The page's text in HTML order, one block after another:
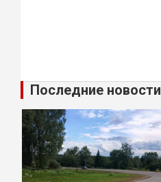
Последние новости